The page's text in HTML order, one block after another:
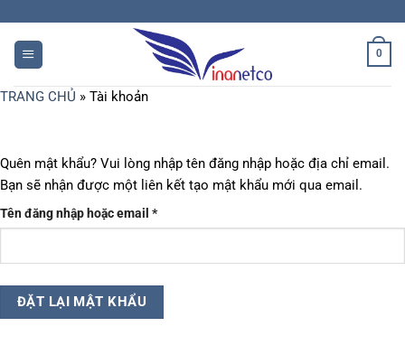
0
TRANG CHỦ » Tài khoản
Quên mật khẩu? Vui lòng nhập tên đăng nhập hoặc địa chỉ email.
Bạn sẽ nhận được một liên kết tạo mật khẩu mới qua email.
Tên đăng nhập hoặc email *Bắt
buộc
ĐẶT LẠI MẬT KHẨU